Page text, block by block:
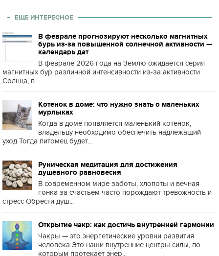
ЕЩЕ ИНТЕРЕСНОЕ
В феврале прогнозируют несколько магнитных
бурь из-за повышенной солнечной активности —
календарь дат
В феврале 2026 года на Землю ожидается серия
магнитных бур различной интенсивности из-за активности
Солнца, в ...
Котенок в доме: что нужно знать о маленьких
мурлыках
Когда в доме появляется маленький котенок,
владельцу необходимо обеспечить надлежащий
уход Тогда питомец будет...
Руническая медитация для достижения
душевного равновесия
В современном мире заботы, хлопоты и вечная
гонка за счастьем часто порождают тревожность и
стресс Обрести душ...
Открытие чакр: как достичь внутренней гармонии
Чакры — это энергетические уровни развития
человека Это наши внутренние центры силы, по
которым протекает энер...